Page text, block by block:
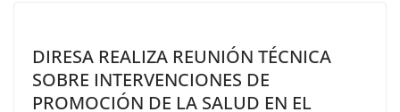
DIRESA REALIZA REUNIÓN TÉCNICA
SOBRE INTERVENCIONES DE
PROMOCIÓN DE LA SALUD EN EL